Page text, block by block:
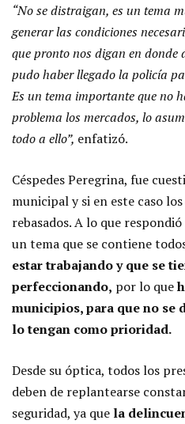
“No se distraigan, es un tema
generar las condiciones
que pronto nos digan en donde
pudo haber llegado la policía
Es un tema importante que no
problema los mercados, lo
todo a ello”, enfatizó.
Céspedes Peregrina, fue
municipal y si en este caso
rebasados. A lo que
un tema que se contiene
estar trabajando y que se
perfeccionando, por lo que
municipios, para que no se
lo tengan como prioridad.
Desde su óptica, todos los
deben de replantearse
seguridad, ya que la